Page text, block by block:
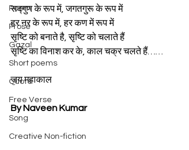
Poem
Prose
Gazal
Short poems
Quote
Free Verse
Song
Creative Non-fiction
सद्गुण के रूप में, जगतगुरू के रूप में
हर नर के रूप में, हर कण में रूप में
सृष्टि को बनाते है, सृष्टि को चलाते हैं
सृष्टि का विनाश कर के, काल चक्र चलते हैं……
जय महाकाल
By Naveen Kumar